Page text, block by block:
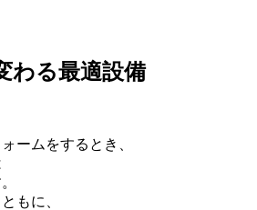
わる最適設備
ームをするとき、
もに、